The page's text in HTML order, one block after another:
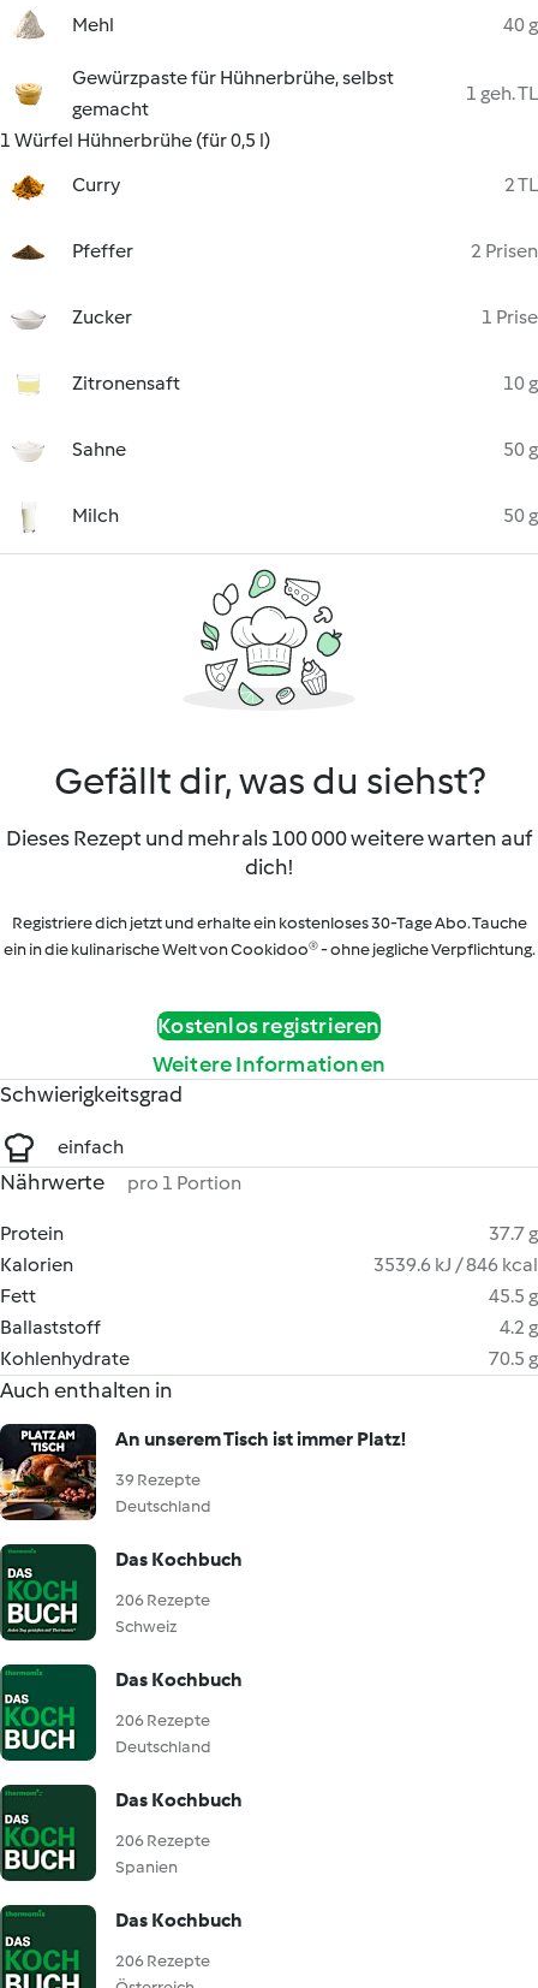
Mehl 40 g
Gewürzpaste für Hühnerbrühe, selbst
gemacht
1 geh. TL
1 Würfel Hühnerbrühe (für 0,5 l)
Curry
2 TL
Pfeffer 2 Prisen
Zucker 1 Prise
Zitronensaft 10 g
Sahne 50 g
Milch 50 g
Gefällt dir, was du siehst?
Dieses Rezept und mehr als 100 000 weitere warten auf
dich!
Registriere dich jetzt und erhalte ein kostenloses 30-Tage Abo. Tauche
ein in die kulinarische Welt von Cookidoo® - ohne jegliche Verpflichtung.
Kostenlos registrieren
Weitere Informationen
Schwierigkeitsgrad
einfach
Nährwerte pro 1 Portion
Protein
37.7 g
Kalorien
3539.6 kJ / 846 kcal
Fett
45.5 g
Ballaststoff
4.2 g
Kohlenhydrate
70.5 g
Auch enthalten in
An unserem Tisch ist immer Platz!
39 Rezepte
Deutschland
Das Kochbuch
206 Rezepte
Schweiz
Das Kochbuch
206 Rezepte
Deutschland
Das Kochbuch
206 Rezepte
Spanien
Das Kochbuch
206 Rezepte